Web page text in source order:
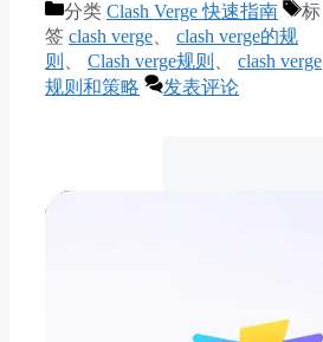
分类 Clash Verge 快速指南
标
签 clash verge
clash verge的规
则
Clash verge规则
clash verge
规则和策略
发表评论